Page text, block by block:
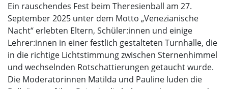
Ein rauschendes Fest beim Theresienball am 27.
September 2025 unter dem Motto „Venezianische
Nacht“ erlebten Eltern, Schüler:innen und einige
Lehrer:innen in einer festlich gestalteten Turnhalle, die
in die richtige Lichtstimmung zwischen Sternenhimmel
und wechselnden Rotschattierungen getaucht wurde.
Die Moderatorinnen Matilda und Pauline luden die